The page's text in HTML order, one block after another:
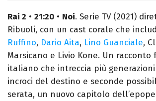
Rai 2 • 21:20 • Noi. Serie TV (2021)
Ribuoli, con un cast corale che
Ruffino, Dario Aita, Lino Guanciale,
Marsicano e Livio Kone. Un racconto
italiano che intreccia più
incroci del destino e seconde
serata, un nuovo capitolo